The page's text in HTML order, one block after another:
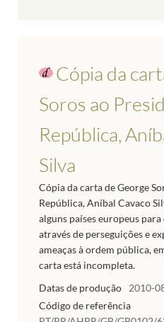
Cópia da
Soros ao
República,
Silva
Cópia da carta de George
República, Aníbal Cavaco
alguns países europeus
através de perseguições e
ameaças à ordem pública,
carta está incompleta.
Datas de produção
2010-
Código de referência